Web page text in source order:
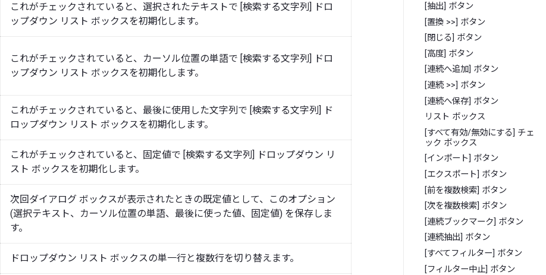
これがチェックされていると、選択されたテキストで [検索する文字列] ドロ
ップダウン リスト ボックスを初期化します。
これがチェックされていると、カーソル位置の単語で [検索する文字列] ドロ
ップダウン リスト ボックスを初期化します。
これがチェックされていると、最後に使用した文字列で [検索する文字列] ド
ロップダウン リスト ボックスを初期化します。
これがチェックされていると、固定値で [検索する文字列] ドロップダウン リ
スト ボックスを初期化します。
次回ダイアログ ボックスが表示されたときの既定値として、このオプション
(選択テキスト、カーソル位置の単語、最後に使った値、固定値) を保存しま
す。
ドロップダウン リスト ボックスの単一行と複数行を切り替えます。
[抽出] ボタン
[置換 >>] ボタン
[閉じる] ボタン
[高度] ボタン
[連続へ追加] ボタン
[連続 >>] ボタン
[連続へ保存] ボタン
リスト ボックス
[すべて有効/無効にする] チェ
ック ボックス
[インポート] ボタン
[エクスポート] ボタン
[前を複数検索] ボタン
[次を複数検索] ボタン
[連続ブックマーク] ボタン
[連続抽出] ボタン
[すべてフィルター] ボタン
[フィルター中止] ボタン